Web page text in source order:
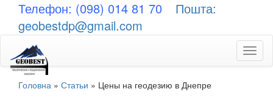
Телефон: (098) 014 81 70
Пошта:
geobestdp@gmail.com
Головна » Статьи » Цены на геодезию в Днепре